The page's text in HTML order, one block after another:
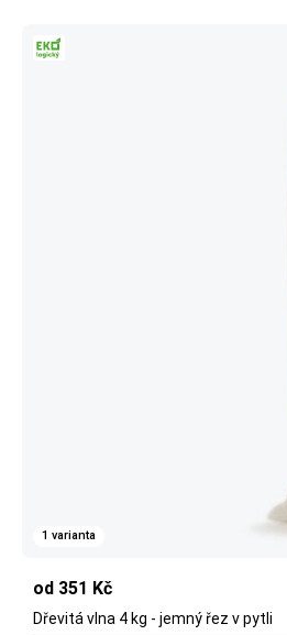
1 varianta
od 351 Kč
Dřevitá vlna 4 kg - jemný řez v pytli